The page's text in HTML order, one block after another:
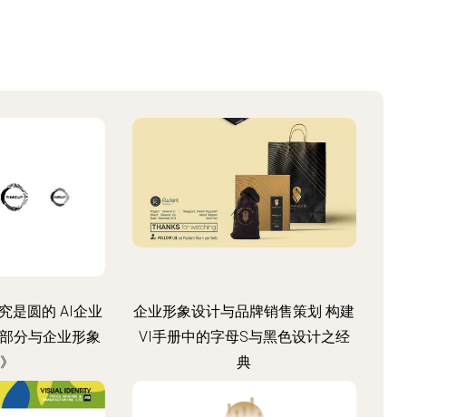
是圆的 AI企业
分与企业形象
企业形象设计与品牌销售策划 构建
VI手册中的字母S与黑色设计之经
典